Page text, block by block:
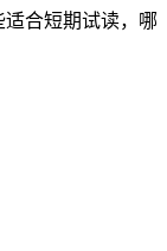
合短期试读，哪